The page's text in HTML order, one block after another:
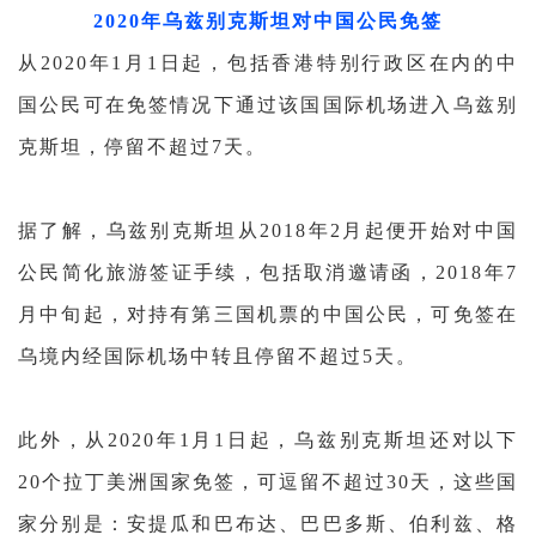
2020年乌兹别克斯坦对中国公民免签
从 2020年1月1日起， 包括香港特别行政区在内的中
国公民可在免签情况下通过该国国际机场进入乌兹别
克斯坦，停留不超过 7天。
据了解，乌兹别克斯坦从 2018年2月起便开始对中国
公民简化旅游签证手续，包括取消邀请函，2018年7
月中旬起，对持有第三国机票的中国公民，可免签在
乌境内经国际机场中转且停留不超过 5天。
此外， 从 2020年1月1日起，乌兹别克斯坦还对以下
20个拉丁美洲国家免签，可逗留不超过30天，这些国
家分别是： 安提瓜和巴布达、巴巴多斯、伯利兹、格